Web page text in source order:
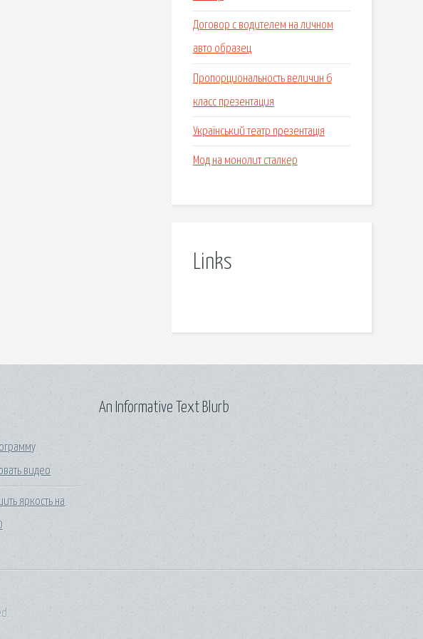
Договор с водителем на личном
авто образец
Пропорциональность величин 6
класс презентация
Український театр презентація
Мод на монолит сталкер
Links
видео
яркость на
An Informative Text Blurb